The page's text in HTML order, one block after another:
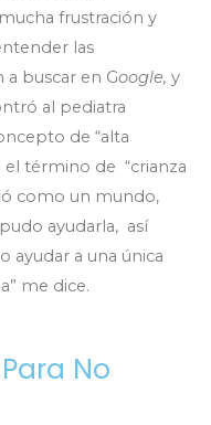
frustración y
las
a buscar en Google, y
al pediatra
de “alta
término de “crianza
como un mundo,
ayudarla, así
ayudar a una única
me dice.
No